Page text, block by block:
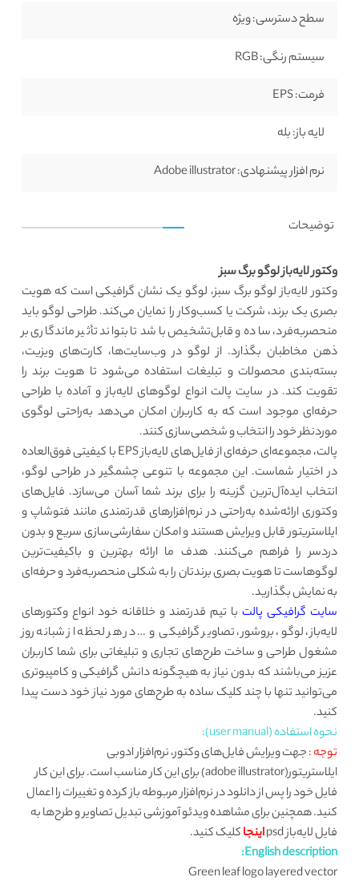
سطح دسترسی:ویژه
سیستم رنگی:
فرمت:
لایه باز:بله
نرم افزار پیشنهادی:
توضیحات
وکتور لایه‌باز لوگو برگ سبز
وکتور لایه‌باز لوگو برگ سبز، لوگو یک نشان گرافیکی است که هویت
بصری یک برند، شرکت یا کسب‌وکار را نمایان می‌کند. طراحی لوگو باید
منحصربه‌فرد، ساده و قابل‌تشخیص باشد تا بتواند تأثیر ماندگاری بر
ذهن مخاطبان بگذارد. از لوگو در وب‌سایت‌ها، کارت‌های ویزیت،
بسته‌بندی محصولات و تبلیغات استفاده می‌شود تا هویت برند را
تقویت کند. در سایت پالت انواع لوگوهای لایه‌باز و آماده با طراحی
حرفه‌ای موجود است که به کاربران امکان می‌دهد به‌راحتی لوگوی
موردنظر خود را انتخاب و شخصی‌سازی کنند.
پالت، مجموعه‌ای حرفه‌ای از فایل‌های لایه‌باز EPS با کیفیتی فوق‌العاده
در اختیار شماست. این مجموعه با تنوعی چشمگیر در طراحی لوگو،
انتخاب ایده‌آل‌ترین گزینه را برای برند شما آسان می‌سازد. فایل‌های
وکتوری ارائه‌شده به‌راحتی در نرم‌افزارهای قدرتمندی مانند فتوشاپ و
ایلاستریتور قابل ویرایش هستند و امکان سفارشی‌سازی سریع و بدون
دردسر را فراهم می‌کنند. هدف ما ارائه بهترین و باکیفیت‌ترین
لوگوهاست تا هویت بصری برندتان را به شکلی منحصربه‌فرد و حرفه‌ای
به نمایش بگذارید.
سایت گرافیکی پالتبا تیم قدرتمند و خلاقانه خود انواع وکتورهای
لایه‌باز، لوگو، بروشور، تصاویر گرافیکی و … در هر لحظه از شبانه روز
مشغول طراحی و ساخت طرح‌های تجاری و تبلیغاتی برای شما کاربران
عزیز می‌باشند که بدون نیاز به هیچگونه دانش گرافیکی و کامپیوتری
می‌توانید تنها با چند کلیک ساده به طرح‌های مورد نیاز خود دست پیدا
کنید.
نحوه استفاده (user manual):
توجه :جهت ویرایش فایل‌های وکتور، نرم‌افزار ادوبی
ایلاستریتور(adobe illustrator) برای این کار مناسب است. برای این کار
فایل خود را پس از دانلود در نرم‌افزار مربوطه باز کرده و تغییرات را اعمال
کنید. همچنین برای مشاهده ویدئو آموزشی تبدیل تصاویر و طرح‌ها به
فایل لایه‌باز psd
اینجاکلیک کنید.
English description:
Green leaf logo layered vector